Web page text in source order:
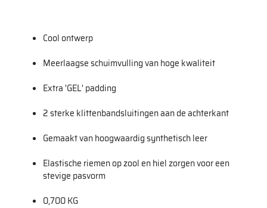
Cool ontwerp
Meerlaagse schuimvulling van hoge kwaliteit
Extra 'GEL' padding
2 sterke klittenbandsluitingen aan de achterkant
Gemaakt van hoogwaardig synthetisch leer
Elastische riemen op zool en hiel zorgen voor een
stevige pasvorm
0,700 KG